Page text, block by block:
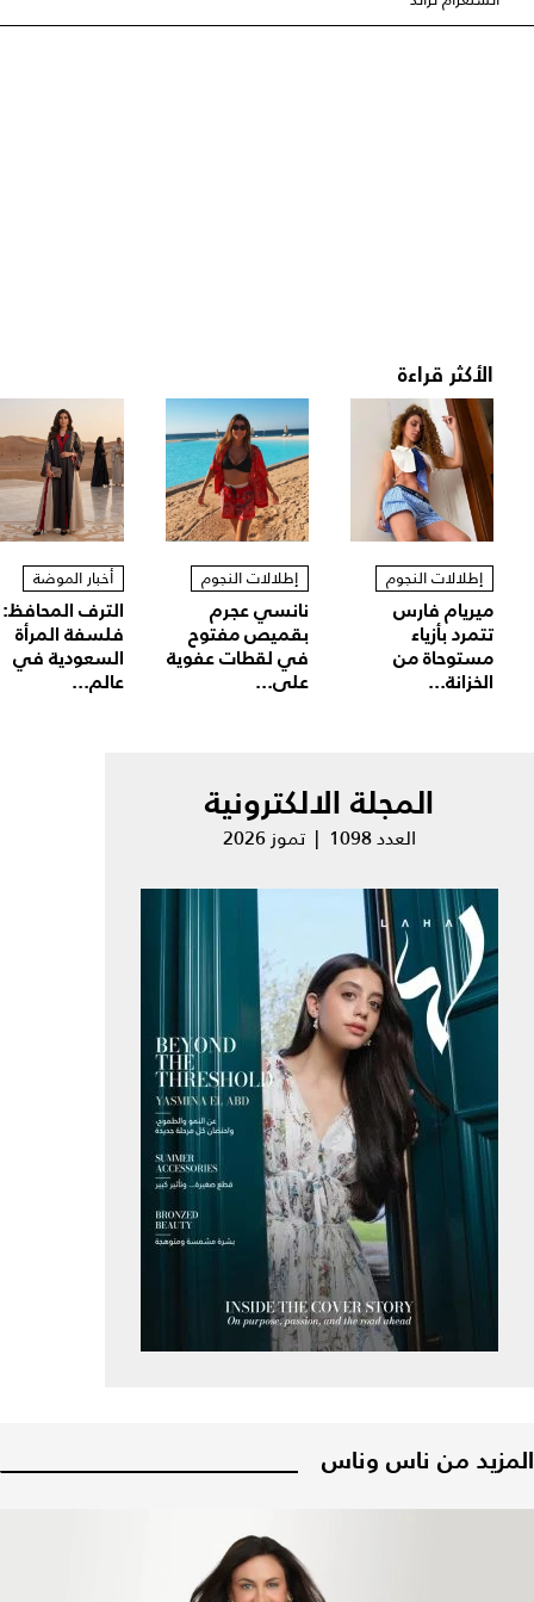
الأكثر قراءة
إطلالات النجوم
ميريام فارس
تتمرد بأزياء
مستوحاة من
الخزانة...
إطلالات النجوم
نانسي عجرم
بقميص مفتوح
في لقطات عفوية
على...
أخبار الموضة
الترف المحافظ:
فلسفة المرأة
السعودية في
عالم...
المجلة الالكترونية
العدد 1098 | تموز 2026
المزيد من ناس وناس